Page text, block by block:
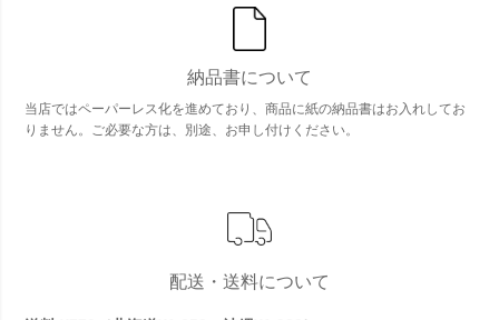
納品書について
当店ではペーパーレス化を進めており、商品に紙の納品書はお入れしてお
りません。ご必要な方は、別途、お申し付けください。
配送・送料について